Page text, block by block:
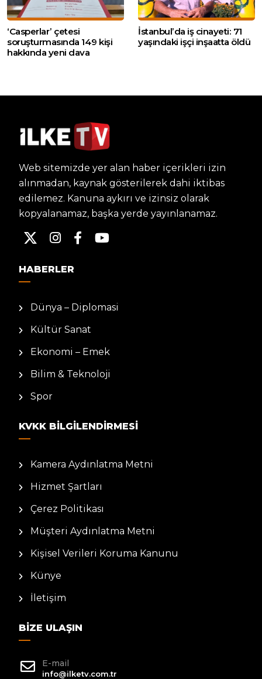
‘Casperlar’ çetesi
soruşturmasında 149 kişi
hakkında yeni dava
İstanbul’da iş cinayeti: 71
yaşındaki işçi inşaatta öldü
Web sitemizde yer alan haber içerikleri izin
alınmadan, kaynak gösterilerek dahi iktibas
edilemez. Kanuna aykırı ve izinsiz olarak
kopyalanamaz, başka yerde yayınlanamaz.
HABERLER
Dünya – Diplomasi
Kültür Sanat
Ekonomi – Emek
Bilim & Teknoloji
Spor
KVKK BILGILENDIRMESI
Kamera Aydınlatma Metni
Hizmet Şartları
Çerez Politikası
Müşteri Aydınlatma Metni
Kişisel Verileri Koruma Kanunu
Künye
İletişim
BIZE ULAŞIN
E-mail
info@ilketv.com.tr